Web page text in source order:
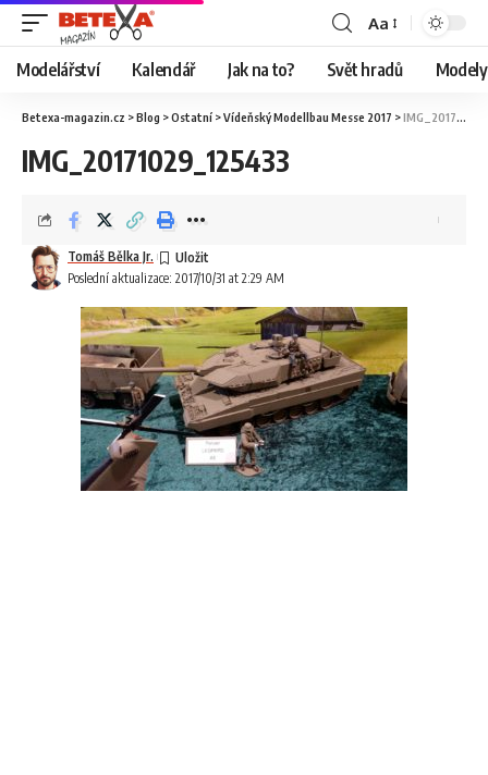
Aa
Modelářství Kalendář Jak na to? Svět hradů
Betexa-magazin.cz >Blog >Ostatní >Vídeňský Modellbau Messe 2017 >IMG_20171029_125433
IMG_20171029_125433
Poslední aktualizace: 2017/10/31 at 2:29 AM
Tomáš Bělka Jr.